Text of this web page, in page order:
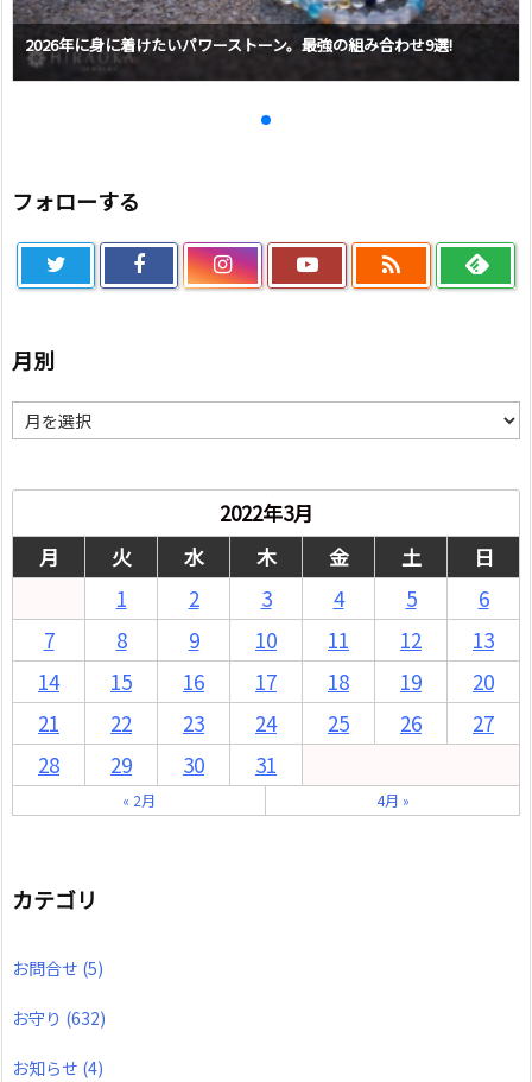
2026年に身に着けたいパワーストーン。最強の組み合わせ9選!
フォローする

月別
別
2022年3月
月
火 水 木 金 土
日
1
2 3 4 5
6
7
8 9 10 11 12
13
14
15 16 17 18 19
20
21
22 23 24 25 26
27
28
29 30 31
« 2月 4月 »
カテゴリ
お問合せ (5)
お守り (632)
お知らせ (4)